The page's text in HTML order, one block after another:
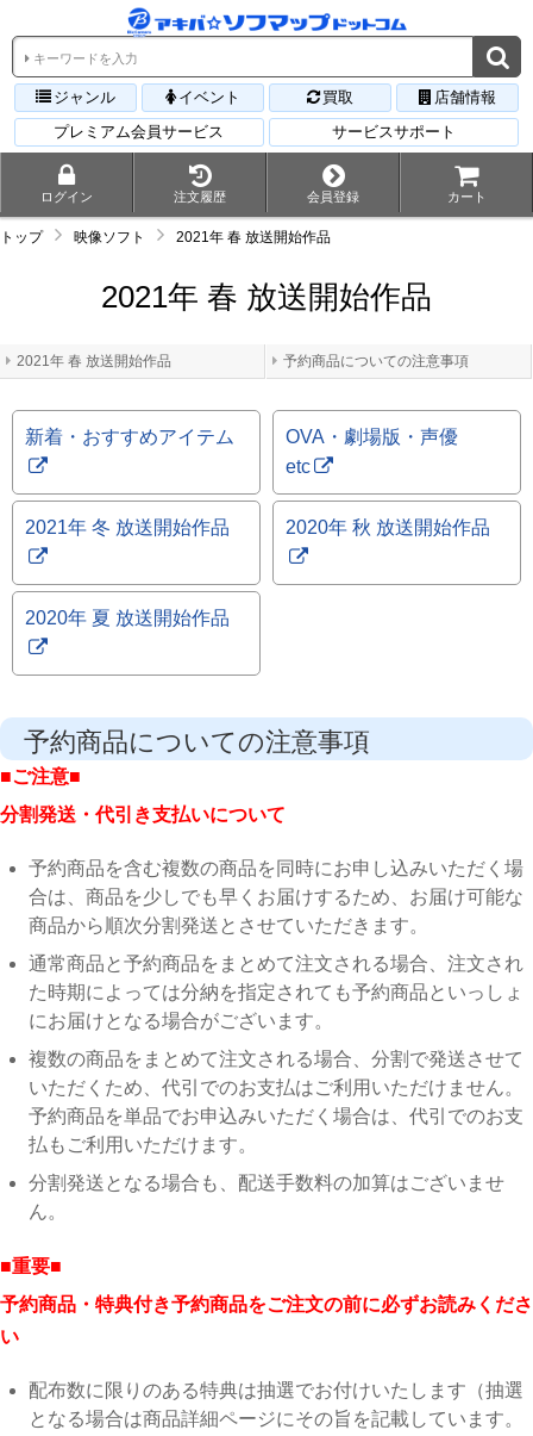
ジャンル イベント 買取
店舗情報
プレミアム会員サービス
サービスサポート
ログイン 注文履歴 会員登録 カート
トップ 映像ソフト 2021年 春 放送開始作品
2021年 春 放送開始作品
2021年 春 放送開始作品 予約商品についての注意事項
新着・おすすめアイテム
OVA・劇場版・声優
etc
2021年 冬 放送開始作品 2020年 秋 放送開始作品
2020年 夏 放送開始作品
予約商品についての注意事項
■ご注意■
分割発送・代引き支払いについて
予約商品を含む複数の商品を同時にお申し込みいただく場
合は、商品を少しでも早くお届けするため、お届け可能な
商品から順次分割発送とさせていただきます。
通常商品と予約商品をまとめて注文される場合、注文され
た時期によっては分納を指定されても予約商品といっしょ
にお届けとなる場合がございます。
複数の商品をまとめて注文される場合、分割で発送させて
いただくため、代引でのお支払はご利用いただけません。
予約商品を単品でお申込みいただく場合は、代引でのお支
払もご利用いただけます。
分割発送となる場合も、配送手数料の加算はございませ
ん。
■重要■
予約商品・特典付き予約商品をご注文の前に必ずお読みくださ
い
配布数に限りのある特典は抽選でお付けいたします（抽選
となる場合は商品詳細ページにその旨を記載しています。